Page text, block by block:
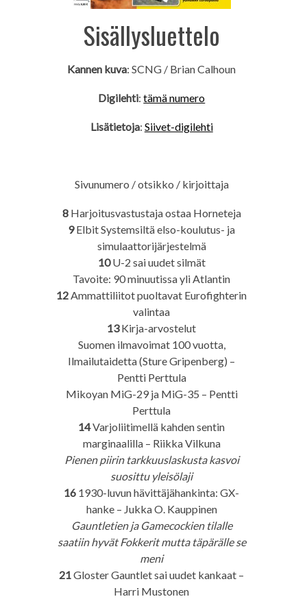
Sisällysluettelo
Kannen kuva: SCNG / Brian Calhoun
Digilehti:tämä numero
Lisätietoja: Siivet-digilehti
Sivunumero / otsikko / kirjoittaja
8Harjoitusvastustaja ostaa Horneteja
9Elbit Systemsiltä elso-koulutus- ja
simulaattorijärjestelmä
10U-2 sai uudet silmät
Tavoite: 90 minuutissa yli Atlantin
12 Ammattiliitot puoltavat Eurofighterin
valintaa
13Kirja-arvostelut
Suomen ilmavoimat 100 vuotta,
Ilmailutaidetta (Sture Gripenberg) –
Pentti Perttula
Mikoyan MiG-29 ja MiG-35 – Pentti
Perttula
14Varjoliitimellä kahden sentin
marginaalilla – Riikka Vilkuna
Pienen piirin tarkkuuslaskusta kasvoi
suosittu yleisölaji
16 1930-luvun hävittäjähankinta: GX-
hanke – Jukka O. Kauppinen
Gauntletien ja Gamecockien tilalle
saatiin hyvät Fokkerit mutta täpärälle se
meni
21 Gloster Gauntlet sai uudet kankaat –
Harri Mustonen